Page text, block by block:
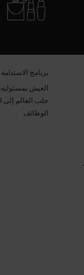
برنامج الاستدامة​
العيش بمسئوليه
جلب العالم إلى
الوظائف